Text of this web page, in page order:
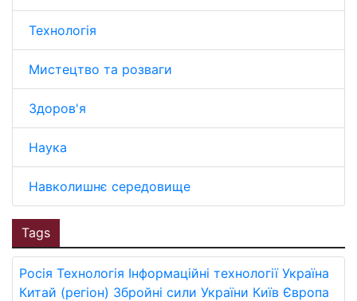
Технологія
Мистецтво та розваги
Здоров'я
Наука
Навколишнє середовище
Tags
Росія Технологія Інформаційні технології Україна
Китай (регіон) Збройні сили України Київ Європа